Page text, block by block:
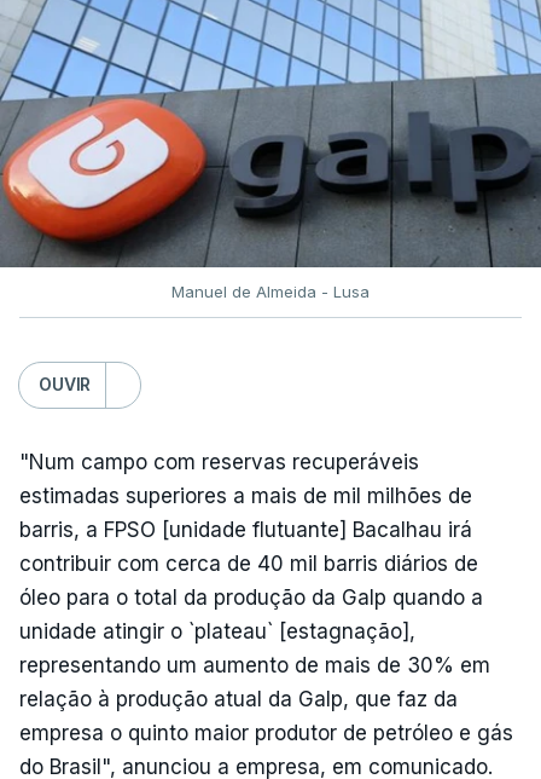
Manuel de Almeida - Lusa
OUVIR
"Num campo com reservas recuperáveis
estimadas superiores a mais de mil milhões de
barris, a FPSO [unidade flutuante] Bacalhau irá
contribuir com cerca de 40 mil barris diários de
óleo para o total da produção da Galp quando a
unidade atingir o `plateau` [estagnação],
representando um aumento de mais de 30% em
relação à produção atual da Galp, que faz da
empresa o quinto maior produtor de petróleo e gás
do Brasil", anunciou a empresa, em comunicado.